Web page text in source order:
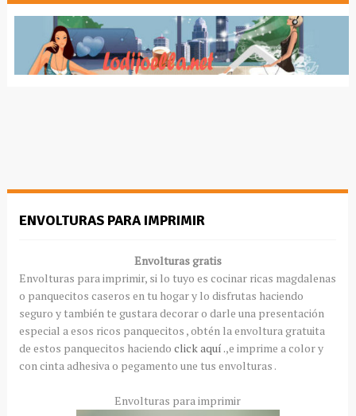
ENVOLTURAS PARA IMPRIMIR
Envolturas gratis
Envolturas para imprimir, si lo tuyo es cocinar ricas magdalenas
o panquecitos caseros en tu hogar y lo disfrutas haciendo
seguro y también te gustara decorar o darle una presentación
especial a esos ricos panquecitos , obtén la envoltura gratuita
de estos panquecitos haciendo click aquí .,e imprime a color y
con cinta adhesiva o pegamento une tus envolturas .
Envolturas para imprimir